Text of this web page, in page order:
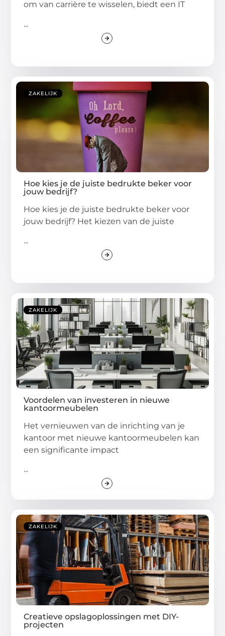
om van carrière te wisselen, biedt een IT
...
ZAKELIJK
Hoe kies je de juiste bedrukte beker voor
jouw bedrijf?
Hoe kies je de juiste bedrukte beker voor
jouw bedrijf? Het kiezen van de juiste
...
ZAKELIJK
Voordelen van investeren in nieuwe
kantoormeubelen
Het vernieuwen van de inrichting van je
kantoor met nieuwe kantoormeubelen kan
een significante impact
...
ZAKELIJK
Creatieve opslagoplossingen met DIY-
projecten